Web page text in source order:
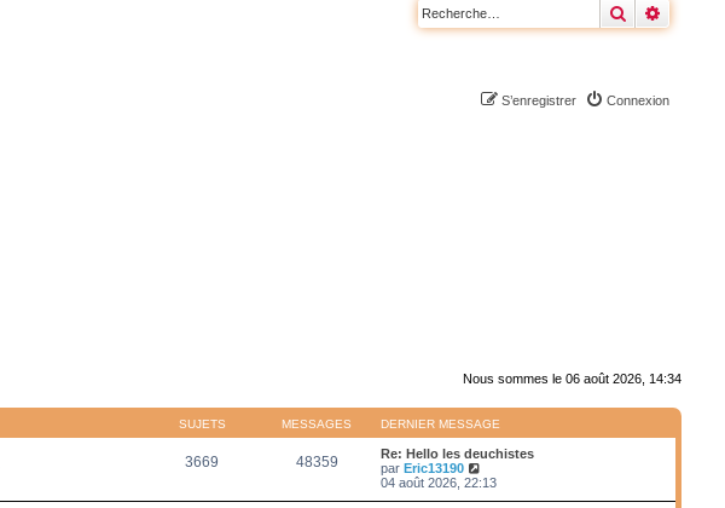
Rechercher
Connexion
S’enregistrer
Nous sommes le 06 août 2026, 14:34
SUJETS MESSAGES DERNIER MESSAGE
3669 48359
Re: Hello les deuchistes
parEric13190
o
04 août 2026, 22:13